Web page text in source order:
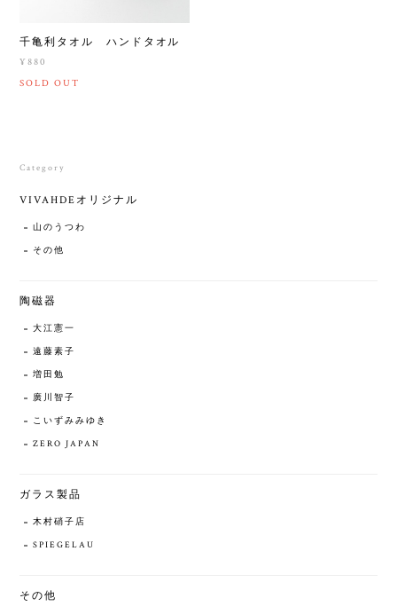
千亀利タオル ハンドタオル
¥880
SOLD OUT
Category
VIVAHDEオリジナル
山のうつわ
その他
陶磁器
大江憲一
遠藤素子
増田勉
廣川智子
こいずみみゆき
ZERO JAPAN
ガラス製品
木村硝子店
SPIEGELAU
その他